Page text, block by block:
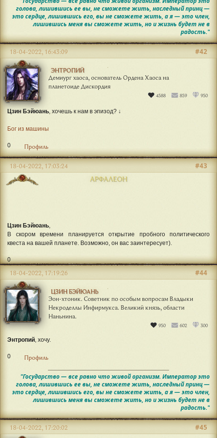
голова, лишившись ее вы, не сможете жить, наследный принц —
это сердце, лишившись его, вы не сможете жить, а я — это член,
лишившись меня вы сможете жить, но и жизнь будет не в
радость."
ЭНТРОПИЙ
Демиург хаоса, основатель Ордена Хаоса на
планетоиде Дискордия
4588 859 950
#42
18-04-2022, 16:43:09
Цзин Бэйюань, хочешь к нам в эпизод? ↓
Бог из машины
0 Профиль
АРФАЛЕОН
#43
18-04-2022, 17:03:24
Цзин Бэйюань,
В скором времени планируется открытие пробного политического
квеста на вашей планете. Возможно, он вас заинтересует).
0
ЦЗИН БЭЙЮАНЬ
Эон-хтоник. Советник по особым вопросам Владыки
Некроделлы Инфирмукса. Великий князь, области
Наньнина.
950 602 300
#44
18-04-2022, 17:19:26
Энтропий, хочу.
0 Профиль
"Государство — все равно что живой организм. Император это
голова, лишившись ее вы, не сможете жить, наследный принц —
это сердце, лишившись его, вы не сможете жить, а я — это член,
лишившись меня вы сможете жить, но и жизнь будет не в
радость."
#45
18-04-2022, 17:20:02